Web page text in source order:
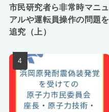
市民研究者ら非常時マニュ
アルや運転員操作の問題を
追究（上）